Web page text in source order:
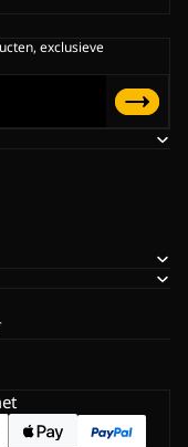
exclusieve